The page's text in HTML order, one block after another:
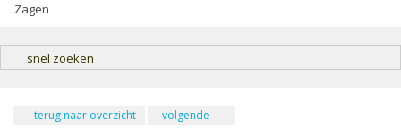
Zagen
snel zoeken
terug naar overzicht volgende